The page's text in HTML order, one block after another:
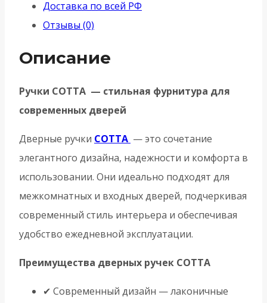
MWSC-
итальянский
Доставка по всей РФ
Отзывы (0)
Описание
Ручки COTTA — стильная фурнитура для
современных дверей
Дверные ручки COTTA — это сочетание
элегантного дизайна, надежности и комфорта в
использовании. Они идеально подходят для
межкомнатных и входных дверей, подчеркивая
современный стиль интерьера и обеспечивая
удобство ежедневной эксплуатации.
Преимущества дверных ручек COTTA
✔ Современный дизайн — лаконичные